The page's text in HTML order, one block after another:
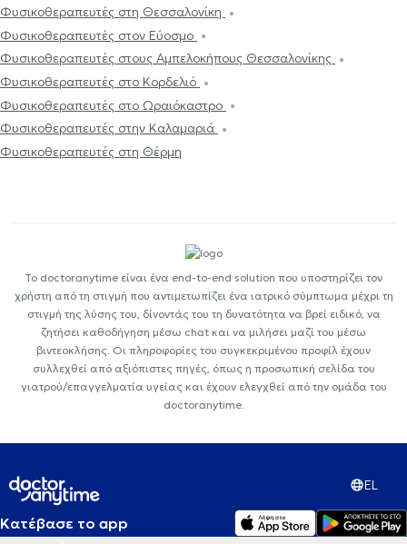
Φυσικοθεραπευτές στη Θεσσαλονίκη
Φυσικοθεραπευτές στον Εύοσμο
Φυσικοθεραπευτές στους Αμπελοκήπους Θεσσαλονίκης
Φυσικοθεραπευτές στο Κορδελιό
Φυσικοθεραπευτές στο Ωραιόκαστρο
Φυσικοθεραπευτές στην Καλαμαριά
Φυσικοθεραπευτές στη Θέρμη
Το doctoranytime είναι ένα end-to-end solution που υποστηρίζει τον
χρήστη από τη στιγμή που αντιμετωπίζει ένα ιατρικό σύμπτωμα μέχρι τη
στιγμή της λύσης του, δίνοντάς του τη δυνατότητα να βρεί ειδικό, να
ζητήσει καθοδήγηση μέσω chat και να μιλήσει μαζί του μέσω
βιντεοκλήσης. Οι πληροφορίες του συγκεκριμένου προφίλ έχουν
συλλεχθεί από αξιόπιστες πηγές, όπως η προσωπική σελίδα του
γιατρού/επαγγελματία υγείας και έχουν ελεγχθεί από την ομάδα του
doctoranytime.
EL
Κατέβασε το app